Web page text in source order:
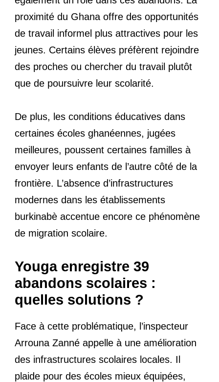
proximité du Ghana offre des opportunités
de travail informel plus attractives pour les
jeunes. Certains élèves préfèrent rejoindre
des proches ou chercher du travail plutôt
que de poursuivre leur scolarité.
De plus, les conditions éducatives dans
certaines écoles ghanéennes, jugées
meilleures, poussent certaines familles à
envoyer leurs enfants de l’autre côté de la
frontière. L’absence d’infrastructures
modernes dans les établissements
burkinabè accentue encore ce phénomène
de migration scolaire.
Youga enregistre 39
abandons scolaires :
quelles solutions ?
Face à cette problématique, l’inspecteur
Arrouna Zanné appelle à une amélioration
des infrastructures scolaires locales. Il
plaide pour des écoles mieux équipées,